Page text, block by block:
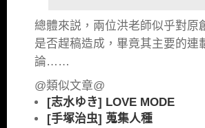
總體來説，兩位洪老師似乎對原
是否趕稿造成，畢竟其主要的
論……
@類似文章@
[志水ゆき] LOVE MODE
[手塚治虫] 蒐集人種